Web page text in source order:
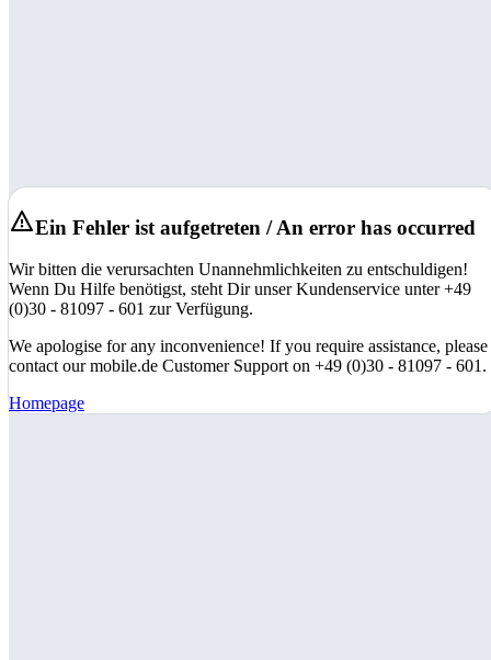
Ein Fehler ist aufgetreten / An error has occurred
Wir bitten die verursachten Unannehmlichkeiten zu entschuldigen!
Wenn Du Hilfe benötigst, steht Dir unser Kundenservice unter +49
(0)30 - 81097 - 601 zur Verfügung.
We apologise for any inconvenience! If you require assistance, please
contact our mobile.de Customer Support on +49 (0)30 - 81097 - 601.
Homepage